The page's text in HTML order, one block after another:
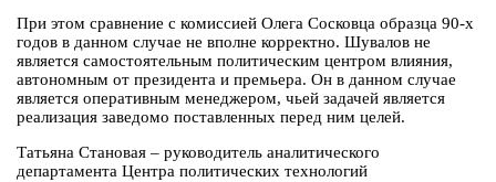
При этом сравнение с комиссией Олега Сосковца образца 90-х
годов в данном случае не вполне корректно. Шувалов не
является самостоятельным политическим центром влияния,
автономным от президента и премьера. Он в данном случае
является оперативным менеджером, чьей задачей является
реализация заведомо поставленных перед ним целей.
Татьяна Становая – руководитель аналитического
департамента Центра политических технологий